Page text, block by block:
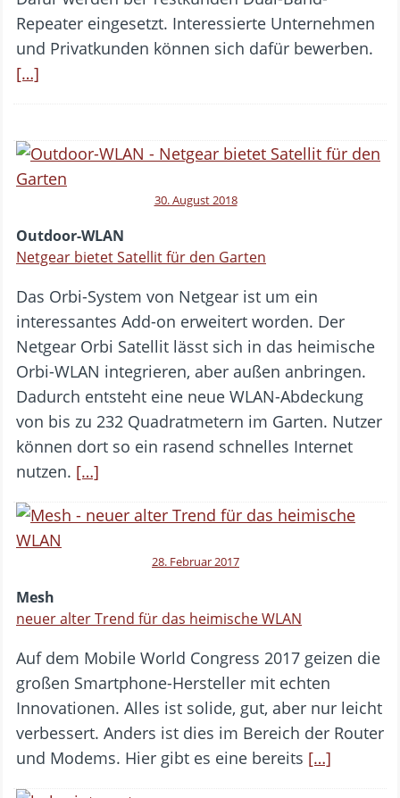
Repeater eingesetzt. Interessierte Unternehmen
und Privatkunden können sich dafür bewerben.
[…]
30. August 2018
Outdoor-WLAN
Netgear bietet Satellit für den Garten
Das Orbi-System von Netgear ist um ein
interessantes Add-on erweitert worden. Der
Netgear Orbi Satellit lässt sich in das heimische
Orbi-WLAN integrieren, aber außen anbringen.
Dadurch entsteht eine neue WLAN-Abdeckung
von bis zu 232 Quadratmetern im Garten. Nutzer
können dort so ein rasend schnelles Internet
nutzen. […]
28. Februar 2017
Mesh
neuer alter Trend für das heimische WLAN
Auf dem Mobile World Congress 2017 geizen die
großen Smartphone-Hersteller mit echten
Innovationen. Alles ist solide, gut, aber nur leicht
verbessert. Anders ist dies im Bereich der Router
und Modems. Hier gibt es eine bereits […]